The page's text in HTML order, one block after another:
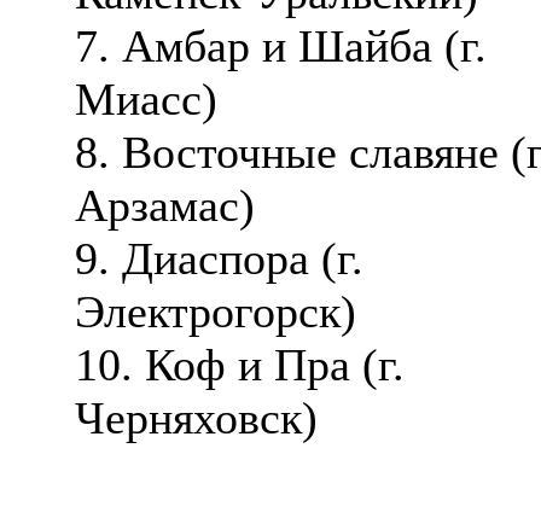
7. Амбар и Шайба (г.
Миасс)
8. Восточные славяне
Арзамас)
9. Диаспора (г.
Электрогорск)
10. Коф и Пра (г.
Черняховск)